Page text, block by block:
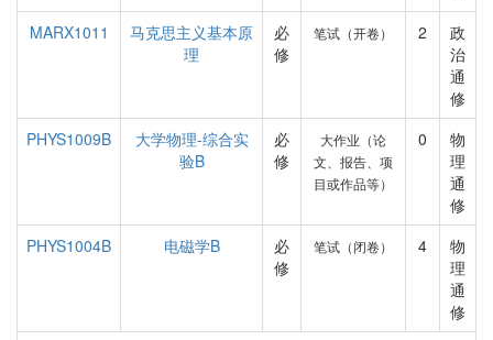
MARX1011
马克思主义基本原
理
必
修
笔试（开卷） 2
政
治
通
修
PHYS1009B
大学物理-综合实
验B
必
修
大作业（论
文、报告、项
目或作品等）
0
物
理
通
修
PHYS1004B
电磁学B
必
修
笔试（闭卷） 4
物
理
通
修